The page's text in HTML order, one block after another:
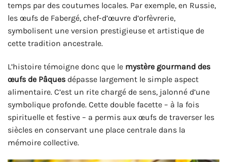
temps par des coutumes locales. Par exemple, en Russie,
les œufs de Fabergé, chef-d’œuvre d’orfèvrerie,
symbolisent une version prestigieuse et artistique de
cette tradition ancestrale.
L’histoire témoigne donc que le mystère gourmand des
œufs de Pâques dépasse largement le simple aspect
alimentaire. C’est un rite chargé de sens, jalonné d’une
symbolique profonde. Cette double facette – à la fois
spirituelle et festive – a permis aux œufs de traverser les
siècles en conservant une place centrale dans la
mémoire collective.